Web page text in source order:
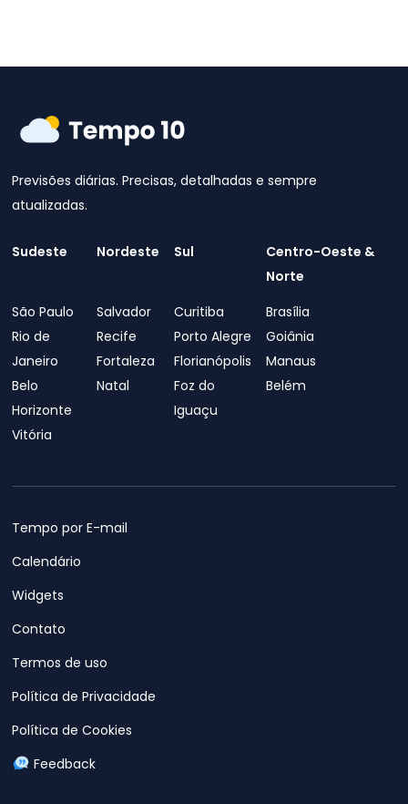
Previsões diárias. Precisas, detalhadas e sempre
atualizadas.
Sudeste
São Paulo
Rio de
Janeiro
Belo
Horizonte
Vitória
Nordeste
Salvador
Recife
Fortaleza
Natal
Sul
Curitiba
Porto Alegre
Florianópolis
Foz do
Iguaçu
Centro-Oeste &
Norte
Brasília
Goiânia
Manaus
Belém
Tempo por E-mail
Calendário
Widgets
Contato
Termos de uso
Política de Privacidade
Política de Cookies
Feedback